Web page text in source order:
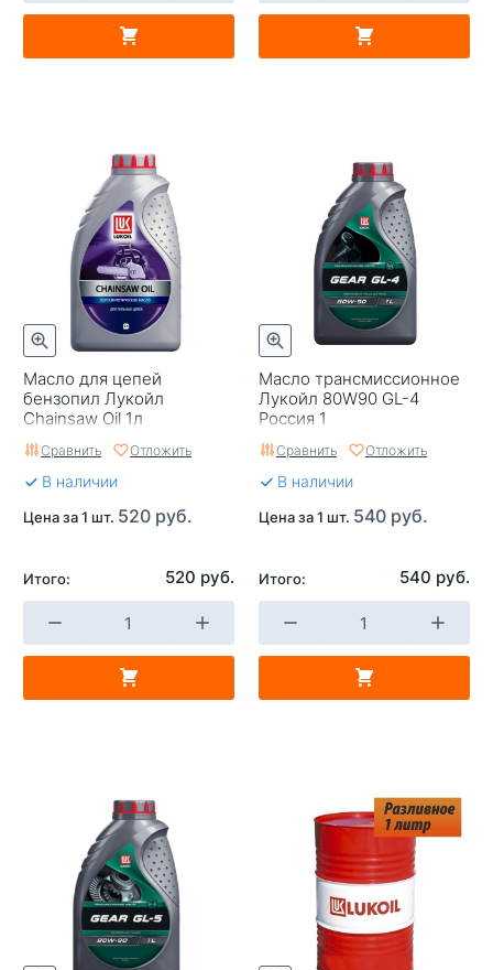
Масло для цепей
бензопил Лукойл
Chainsaw Oil 1л
Сравнить Отложить
В наличии
Цена за 1 шт. 520 руб.
Итого: 520 руб.
Масло трансмиссионное
Лукойл 80W90 GL-4
Россия 1
Сравнить Отложить
В наличии
Цена за 1 шт. 540 руб.
Итого: 540 руб.